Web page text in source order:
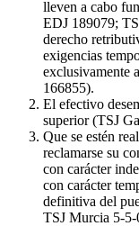
lleven a cabo
EDJ 189079;
derecho
exigencias
exclusivamente
166855).
El efectivo
superior (TSJ
Que se estén
reclamarse su
con carácter
con carácter
definitiva del
TSJ Murcia 5-